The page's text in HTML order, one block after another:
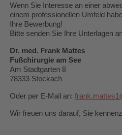
Wenn Sie Interesse an einer
einem professionellen Umfeld
Ihre Bewerbung!
Bitte senden Sie Ihre Unterlagen
Dr. med. Frank Mattes
Fußchirurgie am See
Am Stadtgarten 8
78333 Stockach
Oder per E-Mail an:
Wir freuen uns darauf, Sie